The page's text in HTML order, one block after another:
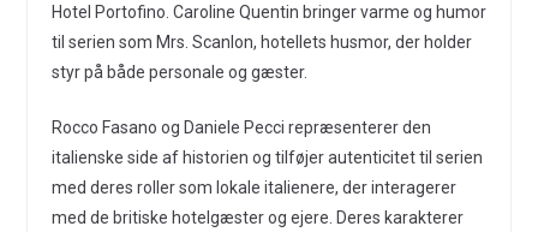
Hotel Portofino. Caroline Quentin bringer varme og humor
til serien som Mrs. Scanlon, hotellets husmor, der holder
styr på både personale og gæster.
Rocco Fasano og Daniele Pecci repræsenterer den
italienske side af historien og tilføjer autenticitet til serien
med deres roller som lokale italienere, der interagerer
med de britiske hotelgæster og ejere. Deres karakterer